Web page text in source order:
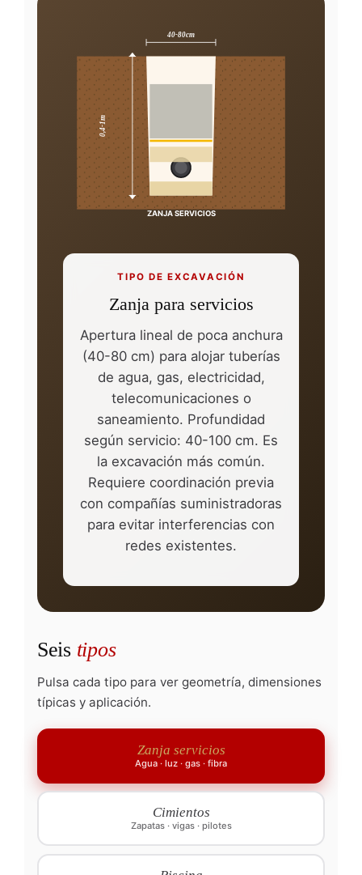
0,4-1m
40-80cm
ZANJA SERVICIOS
TIPO DE EXCAVACIÓN
Zanja para servicios
Apertura lineal de poca anchura
(40-80 cm) para alojar tuberías
de agua, gas, electricidad,
telecomunicaciones o
saneamiento. Profundidad
según servicio: 40-100 cm. Es
la excavación más común.
Requiere coordinación previa
con compañías suministradoras
para evitar interferencias con
redes existentes.
Seis tipos
Pulsa cada tipo para ver geometría, dimensiones
típicas y aplicación.
Zanja servicios
Agua · luz · gas · fibra
Cimientos
Zapatas · vigas · pilotes